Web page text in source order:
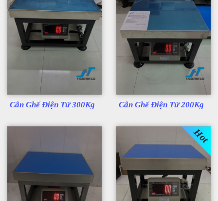
Cân Ghế Điện Tử 300Kg Cân Ghế Điện Tử 200Kg
Hot